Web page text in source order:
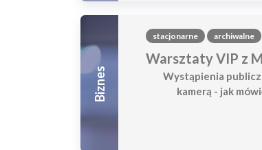
Biznes
stacjonarne archiwalne
Warsztaty VIP z
Wystąpienia
kamerą - jak